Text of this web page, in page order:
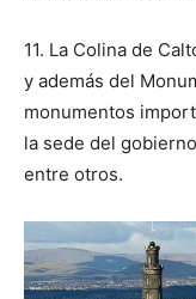
11. La Colina de
y además del
monumentos
la sede del
entre otros.